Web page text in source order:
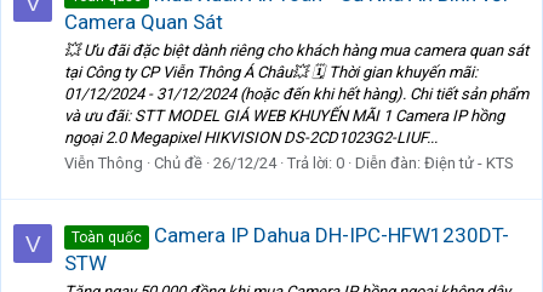
Camera Quan Sát
💥 Ưu đãi đặc biệt dành riêng cho khách hàng mua camera quan sát
tại Công ty CP Viễn Thông Á Châu💥 🗓 Thời gian khuyến mãi:
01/12/2024 - 31/12/2024 (hoặc đến khi hết hàng). Chi tiết sản phẩm
và ưu đãi: STT MODEL GIÁ WEB KHUYẾN MÃI 1 Camera IP hồng
ngoại 2.0 Megapixel HIKVISION DS-2CD1023G2-LIUF...
Viễn Thông
Chủ đề 26/12/24 Trả lời: 0 Diễn đàn: Điện tử - KTS
V Toàn quốc
Camera IP Dahua DH-IPC-HFW1230DT-
STW